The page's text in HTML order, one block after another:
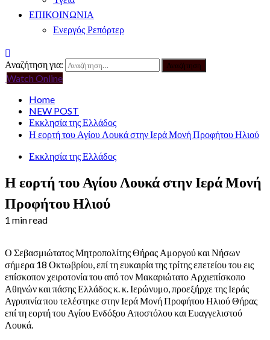
ΕΠΙΚΟΙΝΩΝΙΑ
Ενεργός Ρεπόρτερ
Αναζήτηση για:
Watch Online
Home
NEW POST
Εκκλησία της Ελλάδος
Η εορτή του Αγίου Λουκά στην Ιερά Μονή Προφήτου Ηλιού
Εκκλησία της Ελλάδος
Η εορτή του Αγίου Λουκά στην Ιερά Μονή
Προφήτου Ηλιού
1 min read
Ο Σεβασμιώτατος Μητροπολίτης Θήρας Αμοργού και Νήσων
σήμερα 18 Οκτωβρίου, επί τη ευκαιρία της τρίτης επετείου του εις
επίσκοπον χειροτονία του από τον Μακαριώτατο Αρχιεπίσκοπο
Αθηνών και πάσης Ελλάδος κ. κ. Ιερώνυμο, προεξήρχε της Ιεράς
Αγρυπνία που τελέστηκε στην Ιερά Μονή Προφήτου Ηλιού Θήρας
επί τη εορτή του Αγίου Ενδόξου Αποστόλου και Ευαγγελιστού
Λουκά.